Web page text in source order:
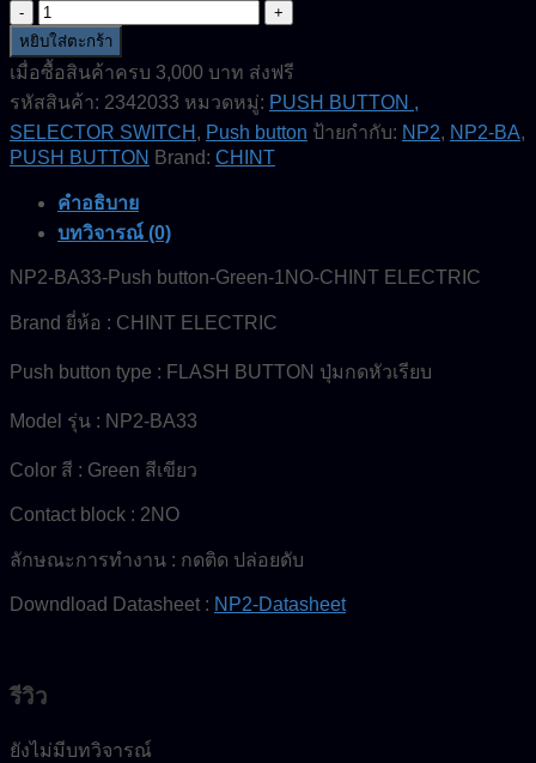
จำนวน
NP2-
BA33-
Push
button-
Green-
2NO-
CHINT
ELECTRIC
ชิ้น
หยิบใส่ตะกร้า
เมื่อซื้อสินค้าครบ 3,000 บาท ส่งฟรี
รหัสสินค้า: 2342033 หมวดหมู่: PUSH BUTTON ,
SELECTOR SWITCH , Push button ป้ายกำกับ: NP2, NP2-BA,
PUSH BUTTON Brand: CHINT
คำอธิบาย
บทวิจารณ์ (0)
NP2-BA33-Push button-Green-1NO-CHINT ELECTRIC
Brand ยี่ห้อ : CHINT ELECTRIC
Push button type : FLASH BUTTON ปุ่มกดหัวเรียบ
Model รุ่น : NP2-BA33
Color สี : Green สีเขียว
Contact block : 2NO
ลักษณะการทำงาน : กดติด ปล่อยดับ
Downdload Datasheet : NP2-Datasheet
รีวิว
ยังไม่มีบทวิจารณ์